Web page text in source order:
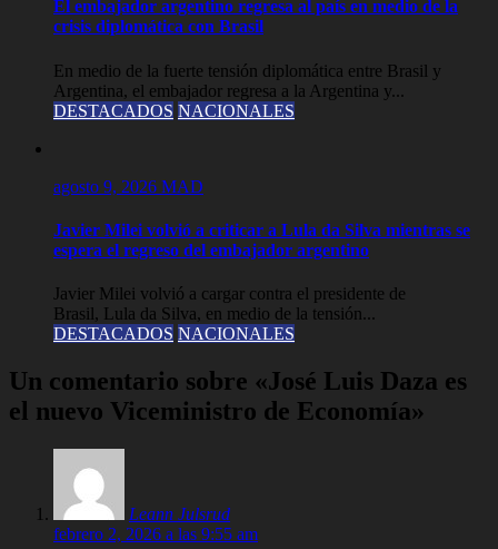
El embajador argentino regresa al país en medio de la
crisis diplomática con Brasil
En medio de la fuerte tensión diplomática entre Brasil y
Argentina, el embajador regresa a la Argentina y...
DESTACADOS NACIONALES
agosto 9, 2026 MAD
Javier Milei volvió a criticar a Lula da Silva mientras se
espera el regreso del embajador argentino
Javier Milei volvió a cargar contra el presidente de
Brasil, Lula da Silva, en medio de la tensión...
DESTACADOS NACIONALES
Un comentario sobre «José Luis Daza es
el nuevo Viceministro de Economía»
Leann Julsrud
febrero 2, 2026 a las 9:55 am